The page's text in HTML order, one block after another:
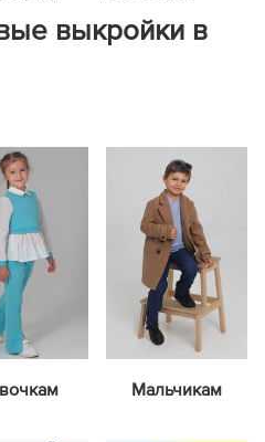
выкройки в
Мальчикам